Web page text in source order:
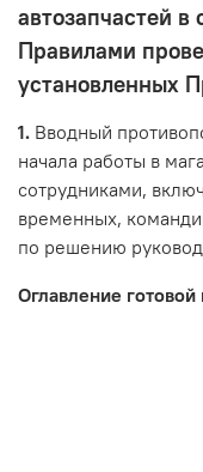
автозапчастей в
Правилами
установленных
1. Вводный
начала работы в
сотрудниками,
временных,
по решению
Оглавление